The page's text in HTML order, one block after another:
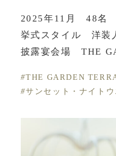
2025年11月 48名
挙式スタイル 洋装
披露宴会場 THE
THE GARDEN
サンセット・ナイト